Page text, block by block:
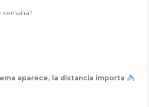
semana?
aparece, la distancia importa